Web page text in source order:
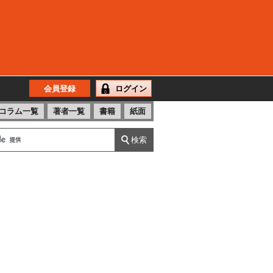
会員登録 ログイン
コラム一覧 著者一覧 書籍 紙面